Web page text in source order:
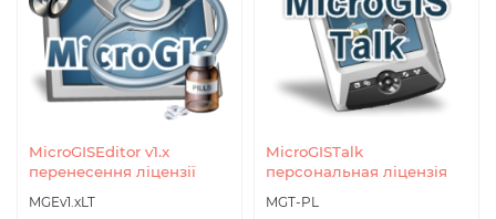
MicroGISEditor v1.x
перенесення ліцензії
MGEv1.xLT
MicroGISTalk
персональная ліцензія
MGT-PL